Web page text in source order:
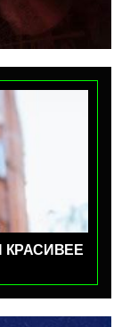
КРАСИВЕЕ